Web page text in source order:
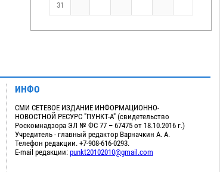
31
ИНФО
СМИ СЕТЕВОЕ ИЗДАНИЕ ИНФОРМАЦИОННО-
НОВОСТНОЙ РЕСУРС "ПУНКТ-А" (свидетельство
Роскомнадзора ЭЛ № ФС 77 – 67475 от 18.10.2016 г.)
Учредитель - главный редактор Варначкин А. А.
Телефон редакции. +7-908-616-0293.
E-mail редакции: punkt20102010@gmail.com